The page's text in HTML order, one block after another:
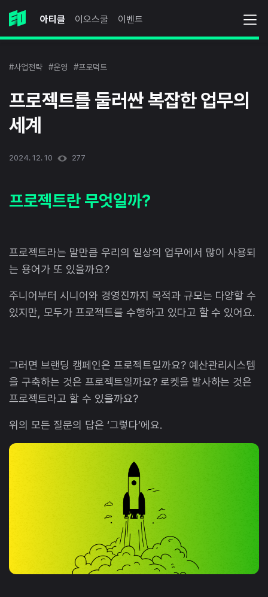
아티클 이오스쿨 이벤트
#사업전략 #운영 #프로덕트
프로젝트를 둘러싼 복잡한 업무의
세계
2024. 12. 10 277
프로젝트란 무엇일까?
프로젝트라는 말만큼 우리의 일상의 업무에서 많이 사용되
는 용어가 또 있을까요?
주니어부터 시니어와 경영진까지 목적과 규모는 다양할 수
있지만, 모두가 프로젝트를 수행하고 있다고 할 수 있어요.
그러면 브랜딩 캠페인은 프로젝트일까요? 예산관리시스템
을 구축하는 것은 프로젝트일까요? 로켓을 발사하는 것은
프로젝트라고 할 수 있을까요?
위의 모든 질문의 답은 ‘그렇다’에요.